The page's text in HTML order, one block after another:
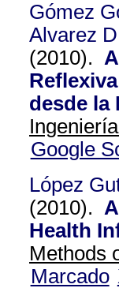
Gómez
Alvarez
(2010).
desde la
Google
López
(2010).
Health
Methods
Marcado